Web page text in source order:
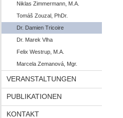
Niklas Zimmermann, M.A.
Tomáš Zouzal, PhDr.
Dr. Damien Tricoire
Dr. Marek Vlha
Felix Westrup, M.A.
Marcela Zemanová, Mgr.
VERANSTALTUNGEN
PUBLIKATIONEN
KONTAKT